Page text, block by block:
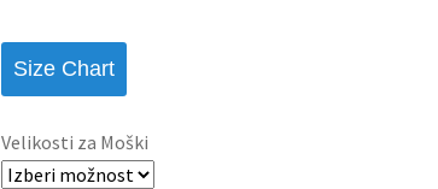
Size Chart
Velikosti za Moški